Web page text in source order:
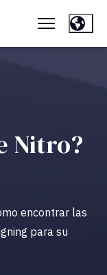
Nitro?
encontrar las
para su